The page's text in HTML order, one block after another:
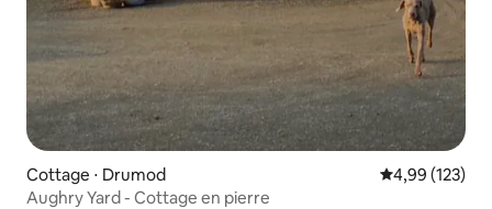
Cottage ⋅ Drumod Évaluation
4,99 (123)
Aughry Yard - Cottage en pierre